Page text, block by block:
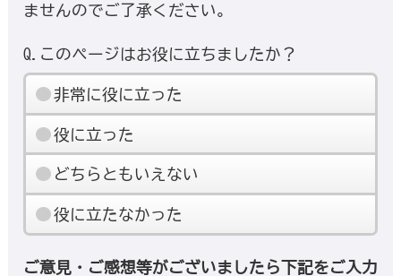
ませんのでご了承ください。
Q.このページはお役に立ちましたか？
非常に役に立った
役に立った
どちらともいえない
役に立たなかった
ご意見・ご感想等がございましたら下記をご入力